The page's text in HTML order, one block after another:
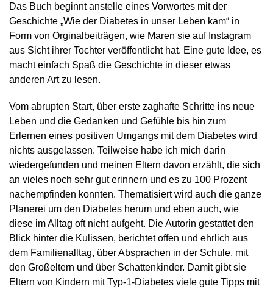
Das Buch beginnt anstelle eines Vorwortes mit der
Geschichte „Wie der Diabetes in unser Leben kam“ in
Form von Orginalbeiträgen, wie Maren sie auf Instagram
aus Sicht ihrer Tochter veröffentlicht hat. Eine gute Idee, es
macht einfach Spaß die Geschichte in dieser etwas
anderen Art zu lesen.
Vom abrupten Start, über erste zaghafte Schritte ins neue
Leben und die Gedanken und Gefühle bis hin zum
Erlernen eines positiven Umgangs mit dem Diabetes wird
nichts ausgelassen. Teilweise habe ich mich darin
wiedergefunden und meinen Eltern davon erzählt, die sich
an vieles noch sehr gut erinnern und es zu 100 Prozent
nachempfinden konnten. Thematisiert wird auch die ganze
Planerei um den Diabetes herum und eben auch, wie
diese im Alltag oft nicht aufgeht. Die Autorin gestattet den
Blick hinter die Kulissen, berichtet offen und ehrlich aus
dem Familienalltag, über Absprachen in der Schule, mit
den Großeltern und über Schattenkinder. Damit gibt sie
Eltern von Kindern mit Typ-1-Diabetes viele gute Tipps mit